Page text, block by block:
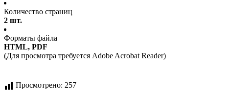
Количество страниц
2 шт.
Форматы файла
HTML, PDF
(Для просмотра требуется Adobe Acrobat Reader)
Просмотрено: 257